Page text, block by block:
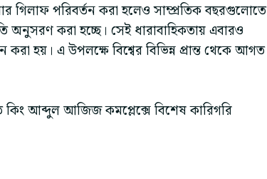
গিলাফ পরিবর্তন করা হলেও সাম্প্রতিক বছরগুলোতে
অনুসরণ করা হচ্ছে। সেই ধারাবাহিকতায় এবারও
হয়। এ উপলক্ষে বিশ্বের বিভিন্ন প্রান্ত থেকে আগত
আব্দুল আজিজ কমপ্লেক্সে বিশেষ কারিগরি